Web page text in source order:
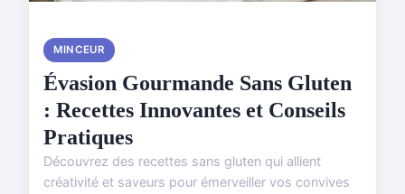
MINCEUR
Évasion Gourmande Sans Gluten
: Recettes Innovantes et Conseils
Pratiques
Découvrez des recettes sans gluten qui allient
créativité et saveurs pour émerveiller vos convives